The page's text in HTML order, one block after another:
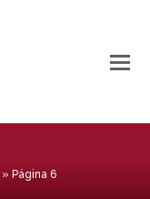
» Página 6